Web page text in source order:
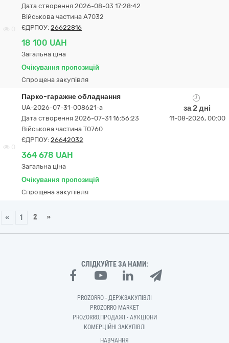
Дата створення 2026-08-03 17:28:42
Військова частина А7032
ЄДРПОУ: 26622816
18 100 UAH
Загальна ціна
Очікування пропозицій
Спрощена закупівля
0
Парко-гаражне обладнання
UA-2026-07-31-008621-a
Дата створення 2026-07-31 16:56:23
Військова частина Т0760
ЄДРПОУ: 26642032
364 678 UAH
Загальна ціна
Очікування пропозицій
Спрощена закупівля
за 2 дні
11-08-2026, 00:00
« 1 2 »
СЛІДКУЙТЕ ЗА НАМИ:
PROZORRO - ДЕРЖЗАКУПІВЛІ
PROZORRO MARKET
PROZORRO.ПРОДАЖІ - АУКЦІОНИ
КОМЕРЦІЙНІ ЗАКУПІВЛІ
НАВЧАННЯ